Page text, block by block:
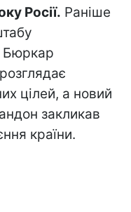
Росії. Раніше
Бюркар
цілей, а новий
закликав
країни.